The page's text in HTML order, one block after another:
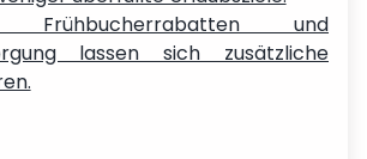
und
lassen sich zusätzliche